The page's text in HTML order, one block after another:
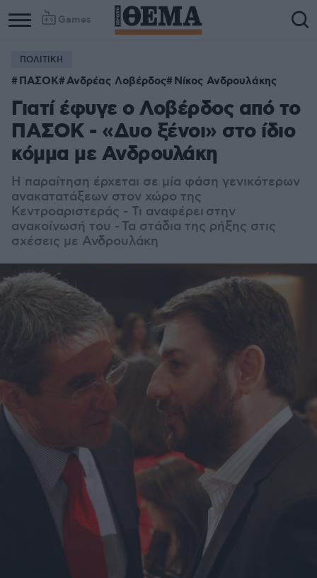
Games
ΠΟΛΙΤΙΚΗ
ΠΑΣΟΚ Ανδρέας Λοβέρδος Νίκος Ανδρουλάκης
Γιατί έφυγε ο Λοβέρδος από το
ΠΑΣΟΚ - «Δυο ξένοι» στο ίδιο
κόμμα με Ανδρουλάκη
Η παραίτηση έρχεται σε μία φάση γενικότερων
ανακατατάξεων στον χώρο της
Κεντροαριστεράς - Τι αναφέρει στην
ανακοίνωσή του - Τα στάδια της ρήξης στις
σχέσεις με Ανδρουλάκη